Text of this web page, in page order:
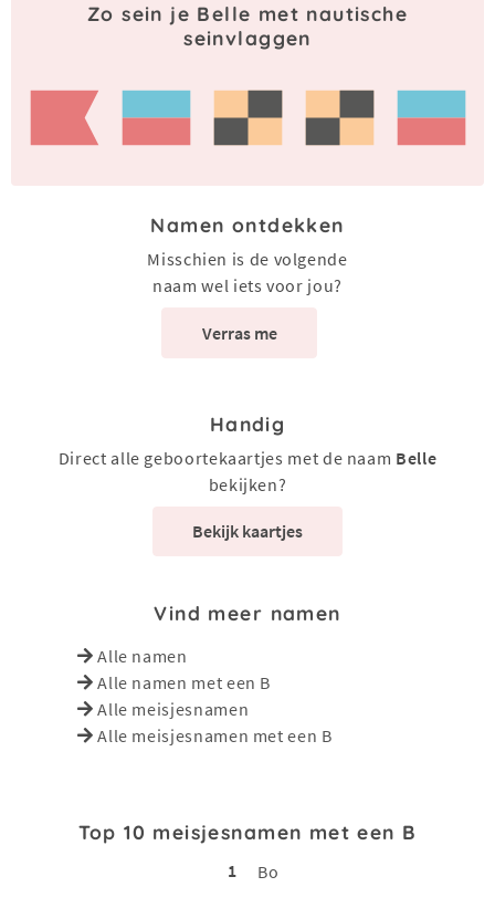
Zo sein je Belle met nautische
seinvlaggen
Namen ontdekken
Misschien is de volgende
naam wel iets voor jou?
Verras me
Handig
Direct alle geboortekaartjes met de naam Belle
bekijken?
Bekijk kaartjes
Vind meer namen
Alle namen
Alle namen met een B
Alle meisjesnamen
Alle meisjesnamen met een B
Top 10 meisjesnamen met een B
1
Bo